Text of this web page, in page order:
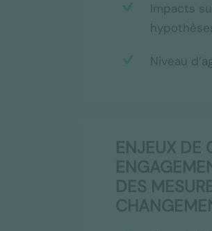
Impacts
Niveau
ENJEUX
DES